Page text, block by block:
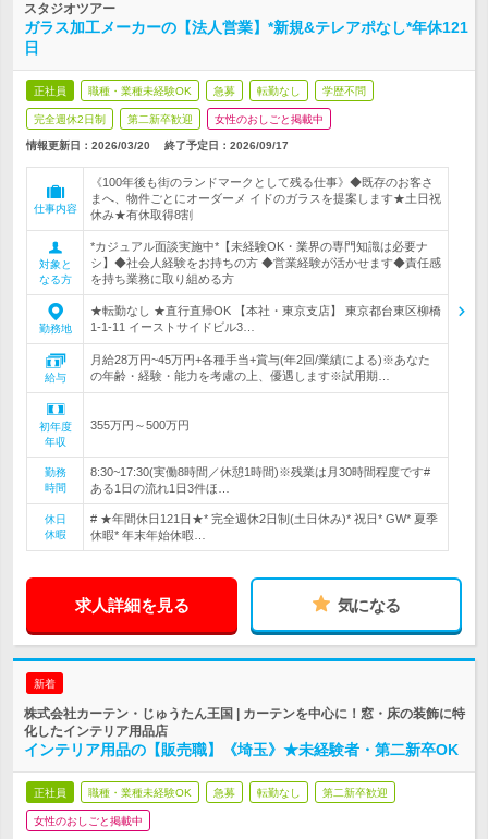
スタジオツアー
ガラス加工メーカーの【法人営業】*新規&テレアポなし*年休121
日
正社員 職種・業種未経験OK 急募 転勤なし 学歴不問
完全週休2日制 第二新卒歓迎 女性のおしごと掲載中
情報更新日：2026/03/20 終了予定日： 2026/09/17
仕事内容
《100年後も街のランドマークとして残る仕事》◆既存のお客さ
まへ、物件ごとにオーダーメ イドのガラスを提案します★土日祝
休み★有休取得8割
対象と
なる方
*カジュアル面談実施中*【未経験OK・業界の専門知識は必要ナ
シ】◆社会人経験をお持ちの方 ◆営業経験が活かせます◆責任感
を持ち業務に取り組める方
勤務地
★転勤なし ★直行直帰OK 【本社・東京支店】 東京都台東区柳橋
1-1-11 イーストサイドビル3…
給与
月給28万円~45万円+各種手当+賞与(年2回/業績による)※あなた
の年齢・経験・能力を考慮の上、優遇します※試用期…
初年度
年収
355万円～500万円
勤務
時間
8:30~17:30(実働8時間／休憩1時間)※残業は月30時間程度です#
ある1日の流れ1日3件ほ…
休日
休暇
# ★年間休日121日★* 完全週休2日制(土日休み)* 祝日* GW* 夏季
休暇* 年末年始休暇…
求人詳細を見る 気になる
新着
株式会社カーテン・じゅうたん王国 | カーテンを中心に！窓・床の装飾に特
化したインテリア用品店
インテリア用品の【販売職】《埼玉》★未経験者・第二新卒OK
正社員 職種・業種未経験OK 急募 転勤なし 第二新卒歓迎
女性のおしごと掲載中